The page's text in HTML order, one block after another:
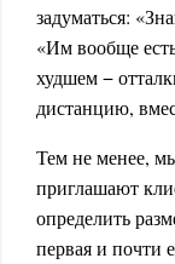
задуматься:
«Им вообще
худшем −
дистанцию,
Тем не менее,
приглашают
определить
первая и почти